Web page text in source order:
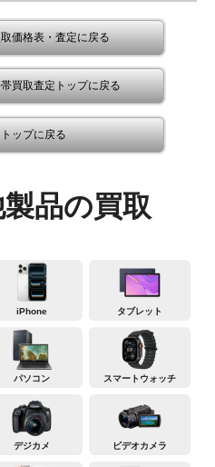
価格表・査定に戻る
買取査定トップに戻る
トップに戻る
品の買取
iPhone タブレット
パソコン スマートウォッチ
デジカメ ビデオカメラ